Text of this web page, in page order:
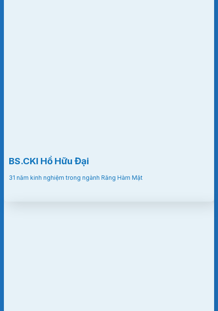
BS.CKI Hồ Hữu Đại
31 năm kinh nghiệm trong ngành Răng Hàm Mặt